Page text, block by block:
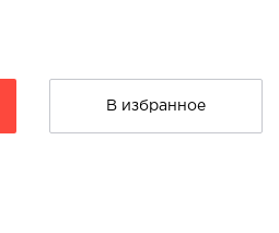
В избранное